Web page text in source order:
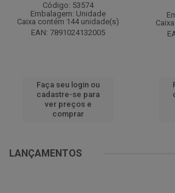
Código: 53574
Embalagem: Unidade
Caixa contém 144 unidade(s)
EAN: 7891024132005
Faça seu login ou
cadastre-se para
ver preços e
comprar
LANÇAMENTOS